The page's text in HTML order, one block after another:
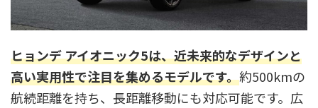
ヒョンデ アイオニック5は、近未来的なデザインと
高い実用性で注目を集めるモデルです。約500kmの
航続距離を持ち、長距離移動にも対応可能です。広